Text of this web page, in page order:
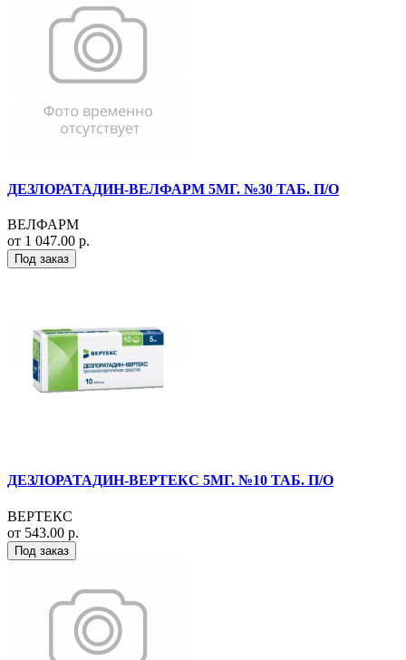
ДЕЗЛОРАТАДИН-ВЕЛФАРМ 5МГ. №30 ТАБ. П/О
ВЕЛФАРМ
от 1 047.00 р.
Под заказ
ДЕЗЛОРАТАДИН-ВЕРТЕКС 5МГ. №10 ТАБ. П/О
ВЕРТЕКС
от 543.00 р.
Под заказ